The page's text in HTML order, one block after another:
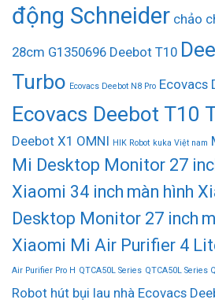
động Schneider chảo
28cm G1350696 Deebot T10
Turbo Ecovacs Deebot N8 Pro Ecovacs
Ecovacs Deebot T10
Deebot X1 OMNI HIK Robot kuka Việt nam
Mi Desktop Monitor 27
Xiaomi 34 inch màn hình
Desktop Monitor 27 inch
Xiaomi Mi Air Purifier 4
Air Purifier Pro H QTCA50L Series QTCA50L Series
Robot hút bụi lau nhà Ecovacs